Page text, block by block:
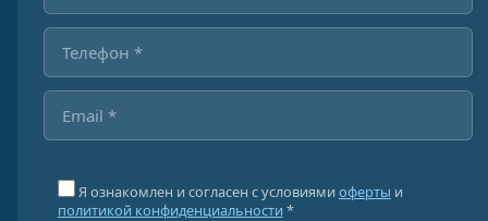
Я ознакомлен и согласен с условиями оферты и
политикой конфиденциальности *